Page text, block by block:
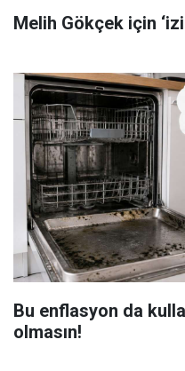
Melih Gökçek için
Bu enflasyon da
olmasın!